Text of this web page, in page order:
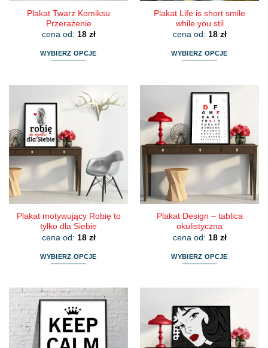
Plakat Twarz Komiksu
Przerażenie
cena od: 18 zł
WYBIERZ OPCJE
wiele
wariantów.
Opcje
można
wybrać
na
stronie
produktu
Plakat Life is short smile
while you stil
cena od: 18 zł
WYBIERZ OPCJE
ma
wiele
wariantów.
Opcje
można
wybrać
na
stronie
produktu
Plakat motywujący Robię to
tylko dla Siebie
cena od: 18 zł
WYBIERZ OPCJE
ma
wiele
wariantów.
Opcje
można
Plakat Design – tablica
okulistyczna
cena od: 18 zł
WYBIERZ OPCJE
wiele
wariantów.
Opcje
można